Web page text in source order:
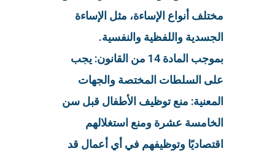
مختلف أنواع الإساءة، مثل الإساءة
الجسدية واللفظية والنفسية.
بموجب المادة 14 من القانون: يجب
على السلطات المختصة والجهات
المعنية: منع توظيف الأطفال قبل سن
الخامسة عشرة ومنع استغلالهم
اقتصاديًا وتوظيفهم في أي أعمال قد